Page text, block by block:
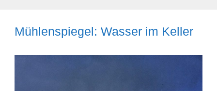
Mühlenspiegel: Wasser im Keller